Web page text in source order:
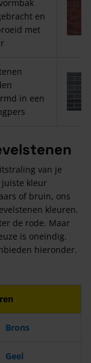
en
met
in een
van je
juiste kleur
of bruin, ons
kleuren.
de rode. Maar
is oneindig.
hieronder.
Brons
Geel